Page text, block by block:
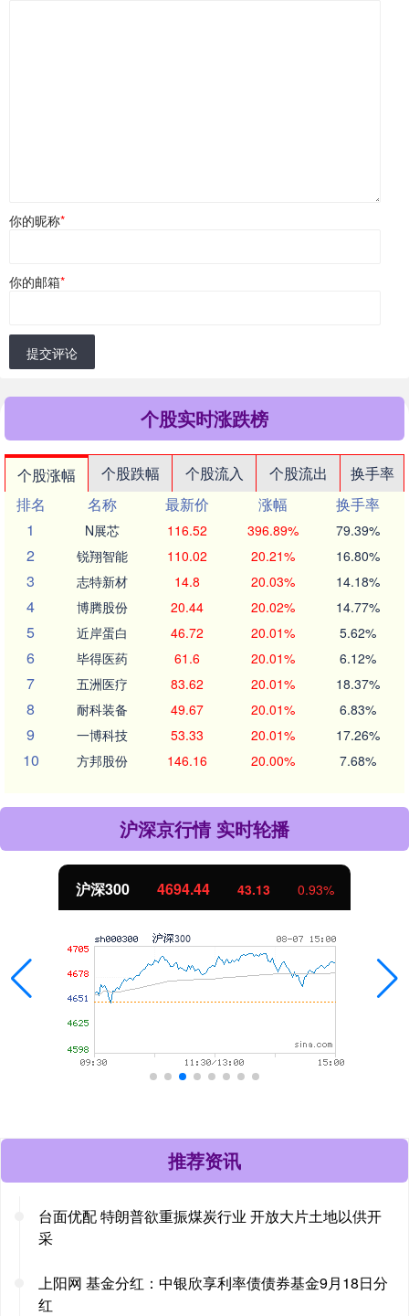
你的昵称*
你的邮箱*
提交评论
个股实时涨跌榜
个股涨幅 个股跌幅 个股流入 个股流出
换手率
排名
名称 最新价 涨幅
换手率
1
N展芯 116.52 396.89% 79.39%
2 锐翔智能 110.02 20.21% 16.80%
3 志特新材 14.8 20.03% 14.18%
4 博腾股份 20.44 20.02% 14.77%
5 近岸蛋白 46.72 20.01% 5.62%
6 毕得医药 61.6 20.01% 6.12%
7 五洲医疗 83.62 20.01% 18.37%
8 耐科装备 49.67 20.01% 6.83%
9 一博科技 53.33 20.01% 17.26%
10 方邦股份 146.16 20.00% 7.68%
沪深京行情 实时轮播
沪深300 4694.44 43.13 0.93%
推荐资讯
台面优配 特朗普欲重振煤炭行业 开放大片土地以供开
采
上阳网 基金分红：中银欣享利率债债券基金9月18日分
红